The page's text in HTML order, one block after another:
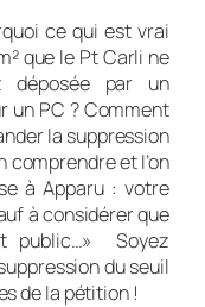
ce qui est vrai
que le Pt Carli ne
déposée par un
un PC ? Comment
la suppression
comprendre et l’on
à Apparu : votre
à considérer que
public…» Soyez
du seuil
de la pétition !